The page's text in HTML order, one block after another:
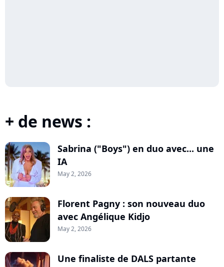
+ de news :
Sabrina ("Boys") en duo avec... une
IA
May 2, 2026
Florent Pagny : son nouveau duo
avec Angélique Kidjo
May 2, 2026
Une finaliste de DALS partante